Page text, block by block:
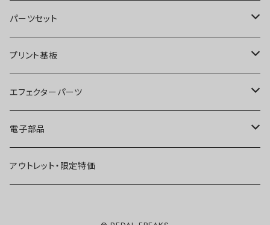
オーバードライブ
ディストーション
ファズ
プリアンプ
空間系
ブースター
オーバードライブ
ディストーション
ファズ
空間系
パーツセット
ブースター
オーバードライブ
ディストーション
ファズ
プリント基板
オーバードライブ
ディストーション
ファズ
エフェクターパーツ
スイッチ
ジャック
電子部品
IC
アウトレット・限定特価